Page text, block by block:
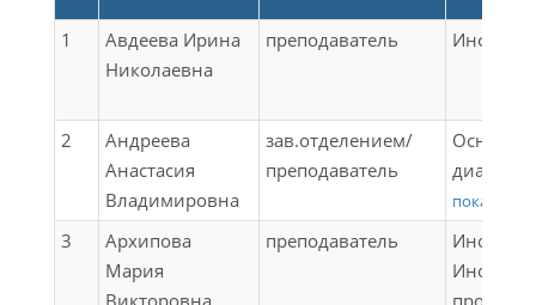
1
Авдеева Ирина
Николаевна
преподаватель
2
Андреева
Анастасия
Владимировна
зав.отделением/
преподаватель
Основы
показать
3
Архипова
Мария
преподаватель